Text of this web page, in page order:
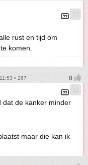
rust en tijd om
komen.
• 267
dat de kanker minder
maar die kan ik